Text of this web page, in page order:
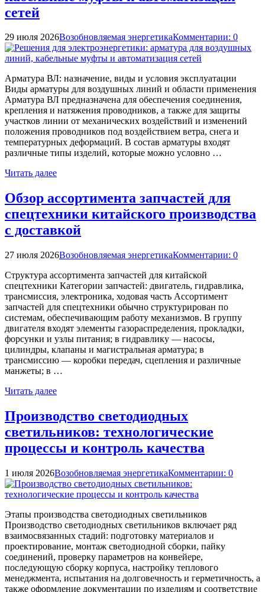
сетей
29 июля 2026Возобновляемая энергетикаКомментарии: 0
Арматура ВЛ: назначение, виды и условия эксплуатации
Виды арматуры для воздушных линий и области применения
Арматура ВЛ предназначена для обеспечения соединения,
крепления и натяжения проводников, а также для защиты
участков линии от механических воздействий и изменений
положения проводников под воздействием ветра, снега и
температурных деформаций. В состав арматуры входят
различные типы изделий, которые можно условно …
Читать далее
Обзор ассортимента запчастей для
спецтехники китайского производства
с доставкой
27 июля 2026Возобновляемая энергетикаКомментарии: 0
Структура ассортимента запчастей для китайской
спецтехники Категории запчастей: двигатель, гидравлика,
трансмиссия, электроника, ходовая часть Ассортимент
запчастей для спецтехники обычно структурирован по
системам, обеспечивающим работу механизмов. В группу
двигателя входят элементы газораспределения, прокладки,
форсунки и узлы питания; в гидравлику — насосы,
цилиндры, клапаны и магистральная арматура; в
трансмиссию — коробки передач, сцепления и различные
манжеты; в …
Читать далее
Производство светодиодных
светильников: технологические
процессы и контроль качества
1 июля 2026Возобновляемая энергетикаКомментарии: 0
Этапы производства светодиодных светильников
Производство светодиодных светильников включает ряд
взаимосвязанных стадий: подготовку материалов и
проектирование, монтаж светодиодной сборки, пайку
соединений, проверку параметров на конвейере,
последующую сборку корпуса, настройку теплового
менеджмента, испытания на долговечность и герметичность, а
также оформление документации по изделиям и соответствие